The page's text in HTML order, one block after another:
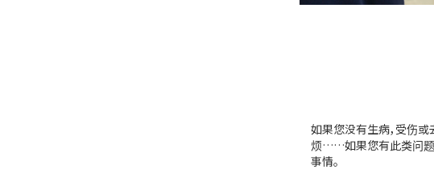
如果您没有生病，受伤
烦……如果您有此类问题
事情。